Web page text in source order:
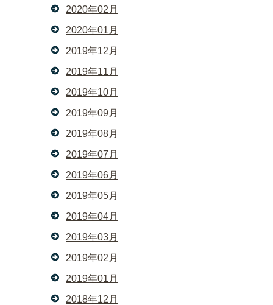
2020年02月
2020年01月
2019年12月
2019年11月
2019年10月
2019年09月
2019年08月
2019年07月
2019年06月
2019年05月
2019年04月
2019年03月
2019年02月
2019年01月
2018年12月